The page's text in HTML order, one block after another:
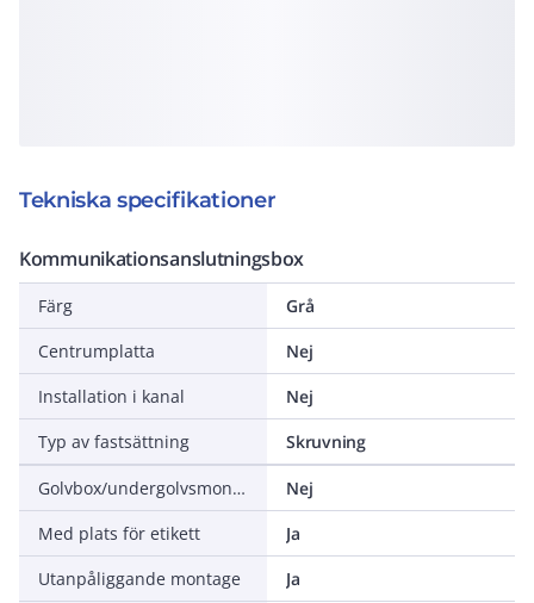
Tekniska specifikationer
Kommunikationsanslutningsbox
Färg
Grå
Centrumplatta
Nej
Installation i kanal
Nej
Typ av fastsättning
Skruvning
Golvbox/undergolvsmonterad
Nej
Med plats för etikett
Ja
Utanpåliggande montage
Ja